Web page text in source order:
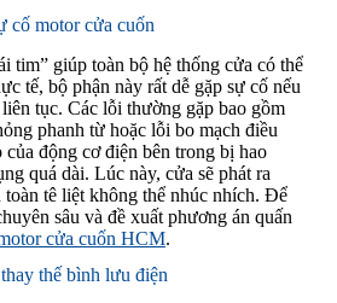
cố motor cửa cuốn
tim” giúp toàn bộ hệ thống cửa có thể
tế, bộ phận này rất dễ gặp sự cố nếu
tục. Các lỗi thường gặp bao gồm
phanh từ hoặc lỗi bo mạch điều
động cơ điện bên trong bị hao
quá dài. Lúc này, cửa sẽ phát ra
toàn tê liệt không thể nhúc nhích. Để
sâu và đề xuất phương án quấn
cửa cuốn HCM.
thế bình lưu điện